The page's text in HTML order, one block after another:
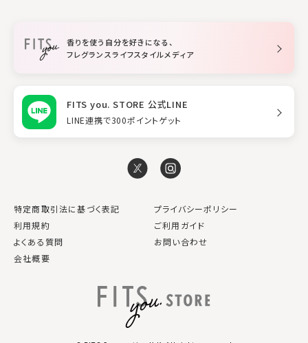
スタイリング香りを使う自分を好きになる、
フレグランスライフスタイルメディア
FITS you. STORE 公式LINE
LINE連携で300ポイントゲット
特定商取引法に基づく表記
プライバシーポリシー
利用規約
ご利用ガイド
よくある質問
お問い合わせ
会社概要